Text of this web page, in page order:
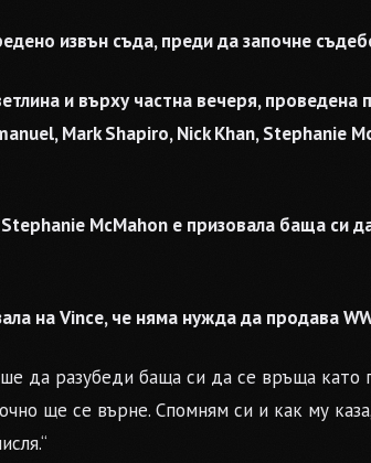
извън съда, преди да започне
и върху частна вечеря, проведена
Mark Shapiro, Nick Khan, Stephanie
McMahon е призовала баща си
на Vince, че няма нужда да продава
да разубеди баща си да се връща като
ще се върне. Спомням си и как му